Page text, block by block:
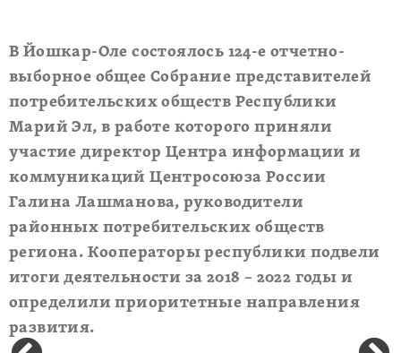
В Йошкар-Оле состоялось 124-е отчетно-
выборное общее Собрание представителей
потребительских обществ Республики
Марий Эл, в работе которого приняли
участие директор Центра информации и
коммуникаций Центросоюза России
Галина Лашманова, руководители
районных потребительских обществ
региона. Кооператоры республики подвели
итоги деятельности за 2018 – 2022 годы и
определили приоритетные направления
развития.